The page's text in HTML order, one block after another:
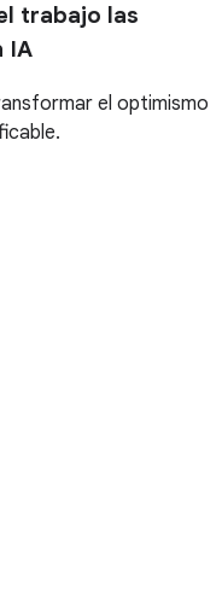
trabajo las
IA
el optimismo